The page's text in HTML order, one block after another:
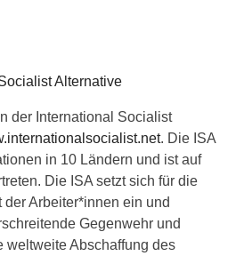
der International Socialist
. Die ISA
in 10 Ländern und ist auf
Die ISA setzt sich für die
Arbeiter*innen ein und
Gegenwehr und
weltweite Abschaffung des